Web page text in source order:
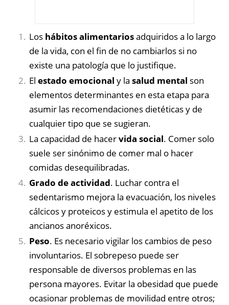
Los hábitos alimentariosadquiridos a lo largo
de la vida, con el fin de no cambiarlos si no
existe una patología que lo justifique.
El estado emocional y la salud mental son
elementos determinantes en esta etapa para
asumir las recomendaciones dietéticas y de
cualquier tipo que se sugieran.
La capacidad de hacervida social. Comer solo
suele ser sinónimo de comer mal o hacer
comidas desequilibradas.
Grado de actividad. Luchar contra el
sedentarismo mejora la evacuación, los niveles
cálcicos y proteicos y estimula el apetito de los
ancianos anoréxicos.
Peso. Es necesario vigilar los cambios de peso
involuntarios. El sobrepeso puede ser
responsable de diversos problemas en las
persona mayores. Evitar la obesidad que puede
ocasionar problemas de movilidad entre otros;